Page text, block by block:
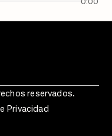
reservados.
Privacidad